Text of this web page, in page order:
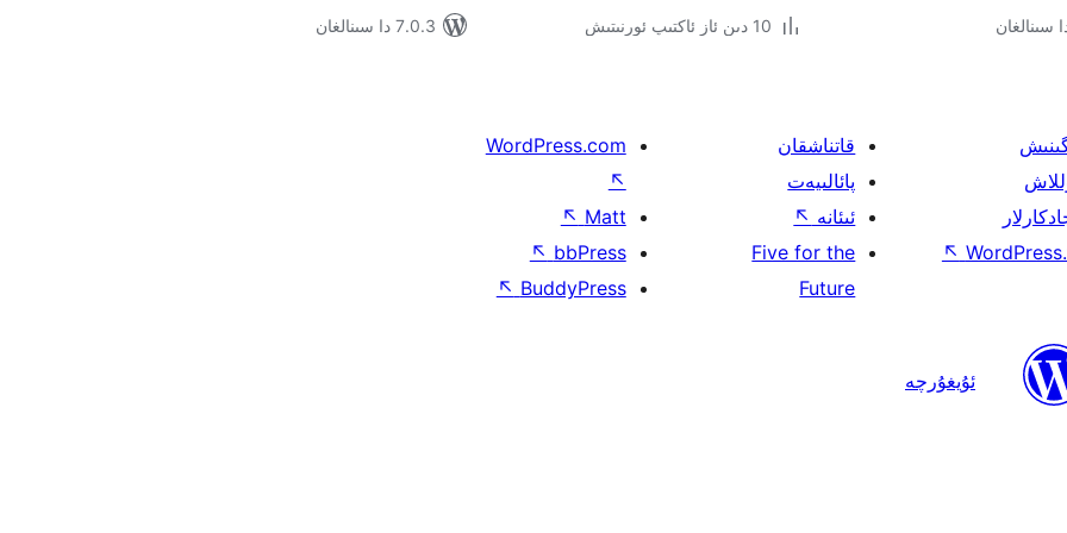
10 دىن ئاز ئاكتىپ ئورنىتىش
7.0.3 دا سىنالغان
↖
قاتناشقان
پائالىيەت
ئىئانە ↖
Five for the
Future
WordPress.com
↖
Matt
↖
bbPress
↖
BuddyPress
↖
ئۇيغۇرچە